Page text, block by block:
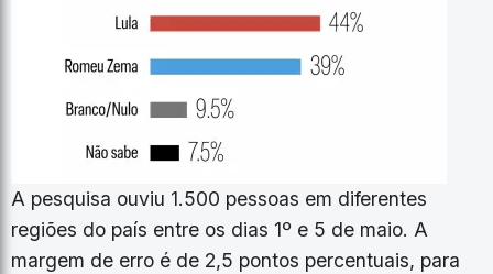
A pesquisa ouviu 1.500 pessoas em diferentes
regiões do país entre os dias 1º e 5 de maio. A
margem de erro é de 2,5 pontos percentuais, para